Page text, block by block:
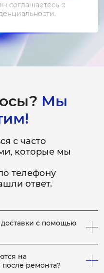
соглашаетесь с
Мы
с часто
которые мы
телефону
ответ.
доставки с помощью
привезти
вы можете заказать
устройство на
на
после ремонта?